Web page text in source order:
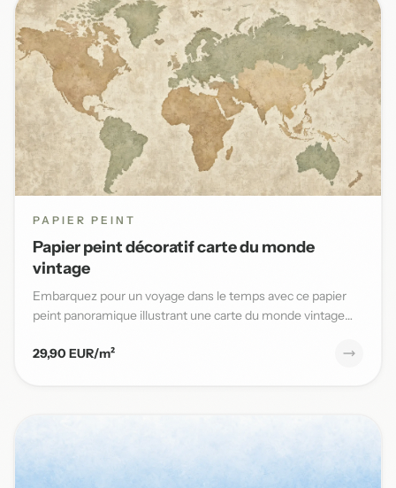
PAPIER PEINT
Papier peint décoratif carte du monde
vintage
Embarquez pour un voyage dans le temps avec ce papier
peint panoramique illustrant une carte du monde vintage
29,90 EUR/m²